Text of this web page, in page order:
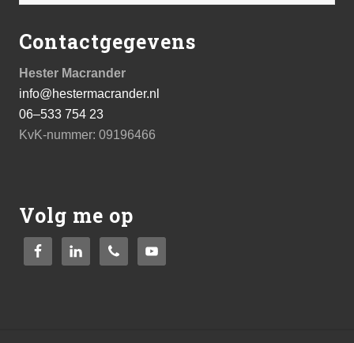
website
Contactgegevens
Hester Macrander
info@hestermacrander.nl
06–533 754 23
KvK-nummer: 09196466
Volg me op